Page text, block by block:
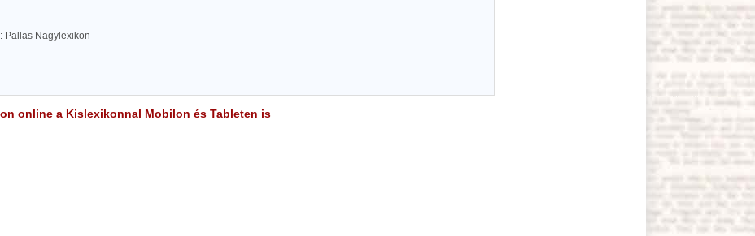
Pallas Nagylexikon
online a Kislexikonnal Mobilon és Tableten is